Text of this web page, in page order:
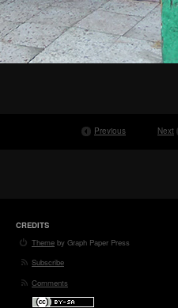
Previous Next
CREDITS
Theme by Graph Paper Press
Subscribe
Comments